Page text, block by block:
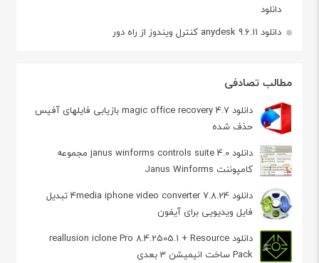
دانلود
دانلود anydesk 9.6.11 کنترل ویندوز از راه دور
مطالب تصادفی
دانلود magic office recovery 4.7 بازیابی فایلهای آفیس
حذف شده
دانلود janus winforms controls suite 4.0 مجموعه
کامپوننت Janus Winforms
دانلود 4media iphone video converter 7.8.24 تبدیل
فایل ویدیویی برای آیفون
دانلود reallusion iclone Pro 8.4.2505.1 + Resource
Pack ساخت انیمیشن 3 بعدی